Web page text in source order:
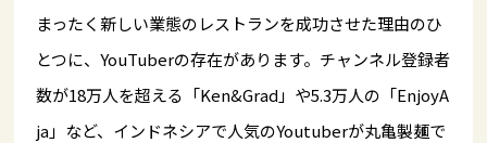
まったく新しい業態のレストランを成功させた理由のひ
とつに、YouTuberの存在があります。チャンネル登録者
数が18万人を超える「Ken&Grad」や5.3万人の「EnjoyA
ja」など、インドネシアで人気のYoutuberが丸亀製麺で